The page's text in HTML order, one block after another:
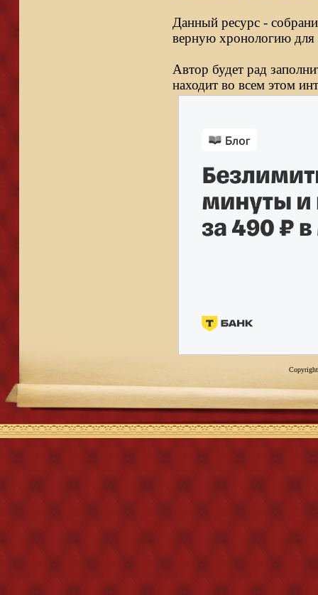
Данный ресурс -
верную хронологию для
Автор будет рад
находит во всем этом
Copyright